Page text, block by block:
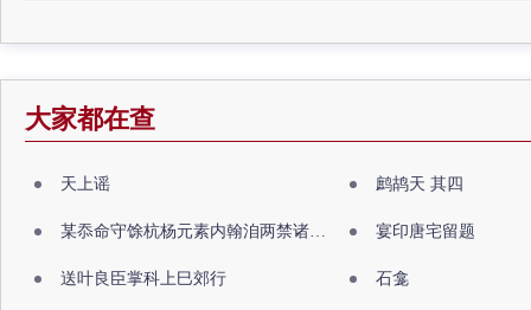
大家都在查
天上谣 鹧鸪天 其四
某忝命守馀杭杨元素内翰洎两禁诸公出祖佛寺 宴印唐宅留题
送叶良臣掌科上巳郊行 石龛